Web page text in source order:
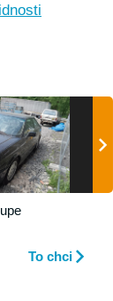
To chci